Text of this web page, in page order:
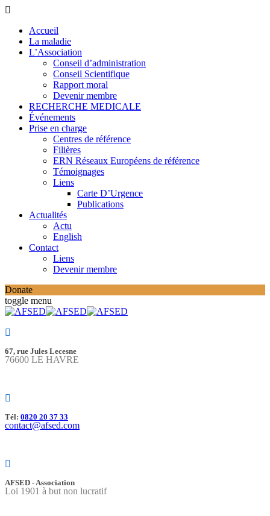
Accueil
La maladie
L’Association
Conseil d’administration
Conseil Scientifique
Rapport moral
Devenir membre
RECHERCHE MEDICALE
Événements
Prise en charge
Centres de référence
Filières
ERN Réseaux Européens de référence
Témoignages
Liens
Carte D’Urgence
Publications
Actualités
Actu
English
Contact
Liens
Devenir membre
Donate
toggle menu
67, rue Jules Lecesne
76600 LE HAVRE
Tél: 0820 20 37 33
contact@afsed.com
AFSED - Association
Loi 1901 à but non lucratif